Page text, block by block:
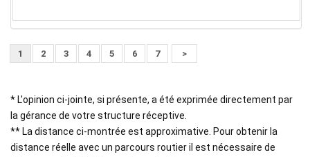
1 2 3 4 5 6 7 >
* L'opinion ci-jointe, si présente, a été exprimée directement par
la gérance de votre structure réceptive.
** La distance ci-montrée est approximative. Pour obtenir la
distance réelle avec un parcours routier il est nécessaire de